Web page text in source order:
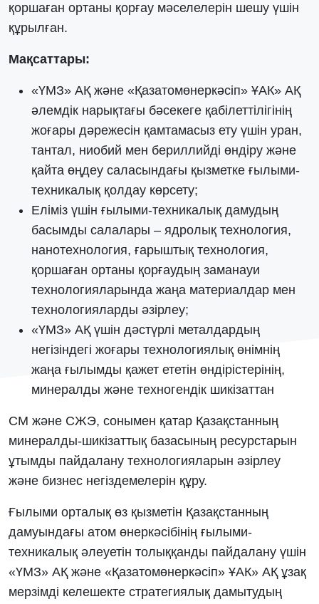
қоршаған ортаны қорғау мәселелерін шешу үшін
құрылған.
Мақсаттары:
«ҮМЗ» АҚ және «Қазатомөнеркәсіп» ҰАК» АҚ
әлемдік нарықтағы бәсекеге қабілеттілігінің
жоғары дәрежесін қамтамасыз ету үшін уран,
тантал, ниобий мен бериллийді өндіру және
қайта өңдеу саласындағы қызметке ғылыми-
техникалық қолдау көрсету;
Еліміз үшін ғылыми-техникалық дамудың
басымды салалары – ядролық технология,
нанотехнология, ғарыштық технология,
қоршаған ортаны қорғаудың заманауи
технологияларында жаңа материалдар мен
технологияларды әзірлеу;
«ҮМЗ» АҚ үшін дәстүрлі металдардың
негізіндегі жоғары технологиялық өнімнің
жаңа ғылымды қажет ететін өндірістерінің,
минералды және техногендік шикізаттан
СМ және СЖЭ, сонымен қатар Қазақстанның
минералды-шикізаттық базасының ресурстарын
ұтымды пайдалану технологияларын әзірлеу
және бизнес негіздемелерін құру.
Ғылыми орталық өз қызметін Қазақстанның
дамуындағы атом өнеркәсібінің ғылыми-
техникалық әлеуетін толыққанды пайдалану үшін
«ҮМЗ» АҚ және «Қазатомөнеркәсіп» ҰАК» АҚ ұзақ
мерзімді келешекте стратегиялық дамытудың